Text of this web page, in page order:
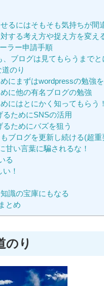
るにはそもそも気持ちが間
する考え方や捉え方を変え
ラー申請手順
ブログは見てもらうまでと
のり
にまずはwordpressの勉強
に他の有名ブログの勉強
にはとにかく知ってもらう！
るためにSNSの活用
ためにバズを狙う
ブログを更新し続ける(超重
甘い言葉に騙されるな！
る
！
識の宝庫にもなる
とめ
のり